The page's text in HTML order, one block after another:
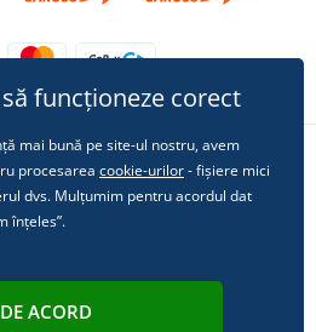
pe rețelele sociale
| Din punct de vedere tehnic oferă
funcționeze corect
mai bună pe site-ul nostru, avem
procesarea cookie-urilor- fișiere mici
dvs. Mulțumim pentru acordul dat
înțeles”.
ACORD